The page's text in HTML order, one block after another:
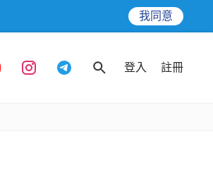
我同意
登入 註冊